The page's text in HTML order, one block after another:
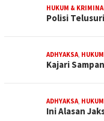
HUKUM &
Polisi
ADHYAKSA,
Kajari
ADHYAKSA,
Ini Alasan